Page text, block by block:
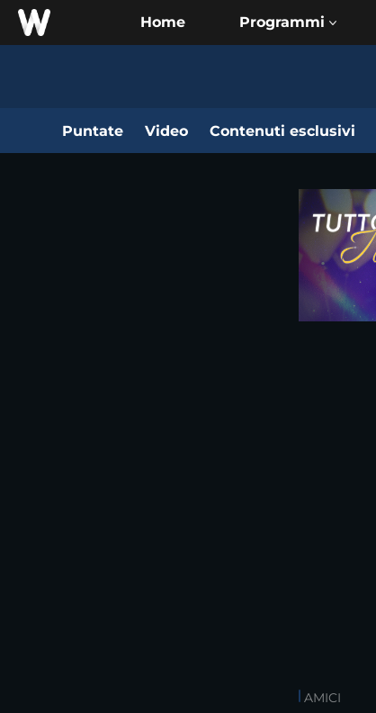
Home
Puntate Video Contenuti esclusivi
AMICI